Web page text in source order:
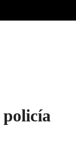
policía